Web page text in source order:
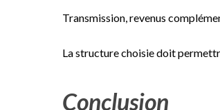
Transmission, revenus
La structure choisie doit
Conclusion